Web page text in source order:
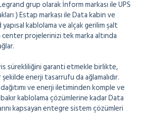
grup olarak İnform markası ile UPS
) Estap markası ile Data kabin ve
kablolama ve alçak gerilim şalt
projelerinizi tek marka altında
sürekliliğini garanti etmekle birlikte,
enerji tasarrufu da ağlamalıdır.
ve enerji iletiminden komple ve
kablolama çözümlerine kadar Data
kapsayan entegre sistem çözümleri